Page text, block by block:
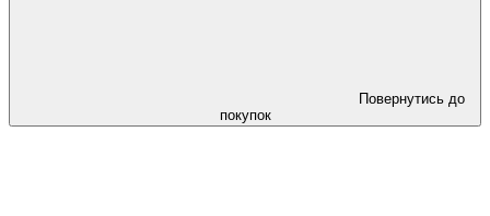
Повернутись до
покупок